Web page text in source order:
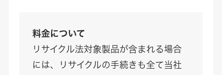
料金について
リサイクル法対象製品が含まれる場合
には、リサイクルの手続きも全て当社